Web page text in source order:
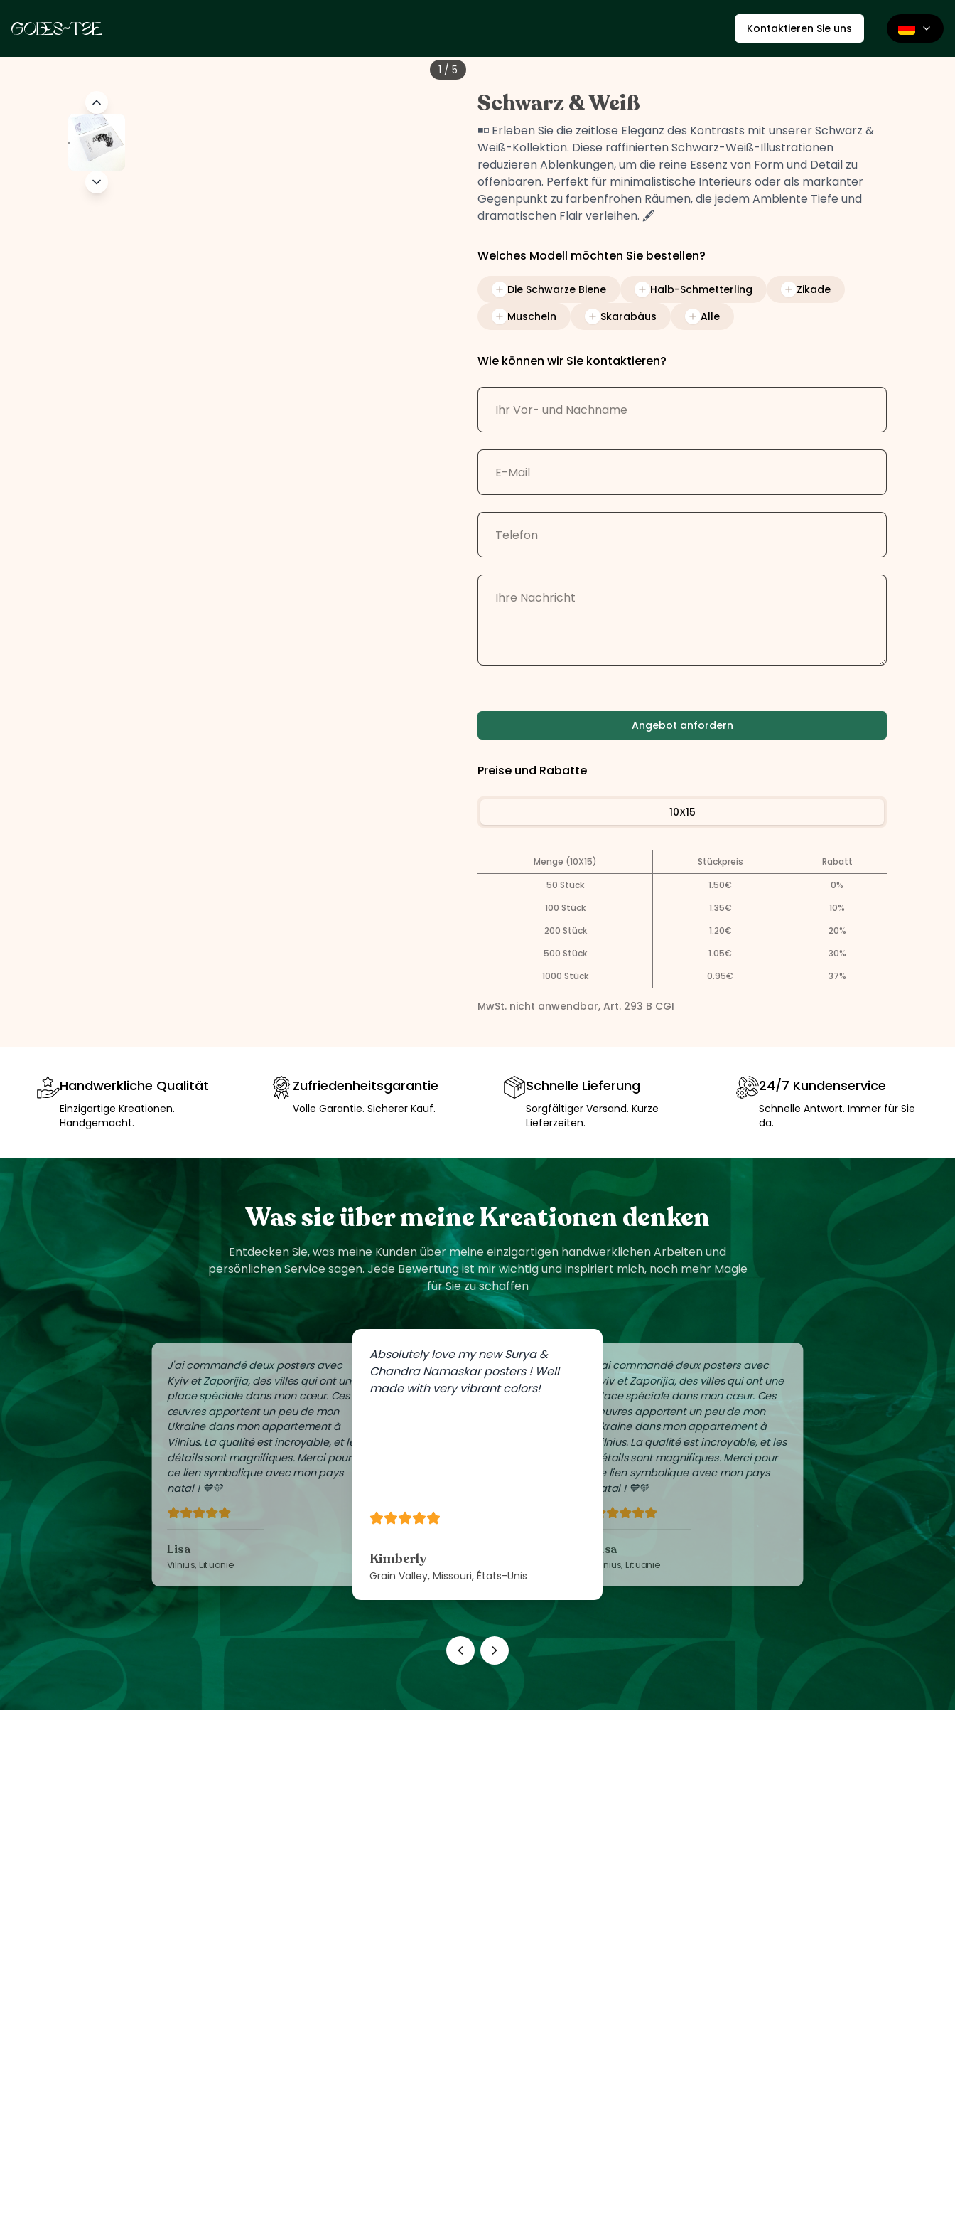
Kontaktieren Sie uns
1 / 5
Schwarz & Weiß
◾◽ Erleben Sie die zeitlose Eleganz des Kontrasts mit unserer Schwarz &
Weiß-Kollektion. Diese raffinierten Schwarz-Weiß-Illustrationen
reduzieren Ablenkungen, um die reine Essenz von Form und Detail zu
offenbaren. Perfekt für minimalistische Interieurs oder als markanter
Gegenpunkt zu farbenfrohen Räumen, die jedem Ambiente Tiefe und
dramatischen Flair verleihen. 🖋️
Welches Modell möchten Sie bestellen?
Die Schwarze Biene Halb-Schmetterling
Zikade
Muscheln
Skarabäus Alle
Wie können wir Sie kontaktieren?
Angebot anfordern
Preise und Rabatte
10X15
Menge (10X15) Stückpreis
Rabatt
50 Stück 1.50€ 0%
100 Stück 1.35€ 10%
200 Stück 1.20€ 20%
500 Stück 1.05€ 30%
1000 Stück 0.95€ 37%
MwSt. nicht anwendbar, Art. 293 B CGI
Handwerkliche Qualität
Einzigartige Kreationen.
Handgemacht.
Zufriedenheitsgarantie
Volle Garantie. Sicherer Kauf.
Schnelle Lieferung
Sorgfältiger Versand. Kurze
Lieferzeiten.
24/7 Kundenservice
Schnelle Antwort. Immer für Sie
da.
Was sie über meine Kreationen denken
Entdecken Sie, was meine Kunden über meine einzigartigen handwerklichen Arbeiten und
persönlichen Service sagen. Jede Bewertung ist mir wichtig und inspiriert mich, noch mehr Magie
für Sie zu schaffen
J'ai commandé deux posters avec
Kyiv et Zaporijia, des villes qui ont une
place spéciale dans mon cœur. Ces
œuvres apportent un peu de mon
Ukraine dans mon appartement à
Vilnius. La qualité est incroyable, et les
détails sont magnifiques. Merci pour
ce lien symbolique avec mon pays
natal ! 💙💛
Lisa
Vilnius, Lituanie
Absolutely love my new Surya &
Chandra Namaskar posters ! Well
made with very vibrant colors!
Kimberly
Grain Valley, Missouri, États-Unis
J'ai commandé deux posters avec
Kyiv et Zaporijia, des villes qui ont une
place spéciale dans mon cœur. Ces
œuvres apportent un peu de mon
Ukraine dans mon appartement à
Vilnius. La qualité est incroyable, et les
détails sont magnifiques. Merci pour
ce lien symbolique avec mon pays
natal ! 💙💛
Lisa
Vilnius, Lituanie